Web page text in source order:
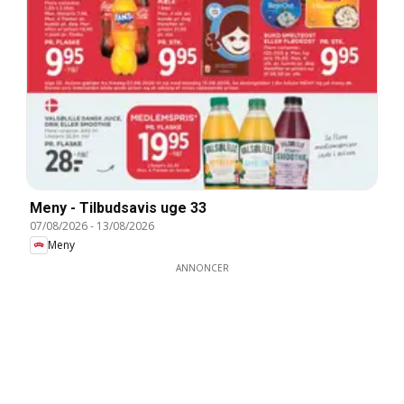
Meny - Tilbudsavis uge 33
07/08/2026- 13/08/2026
Meny
ANNONCER